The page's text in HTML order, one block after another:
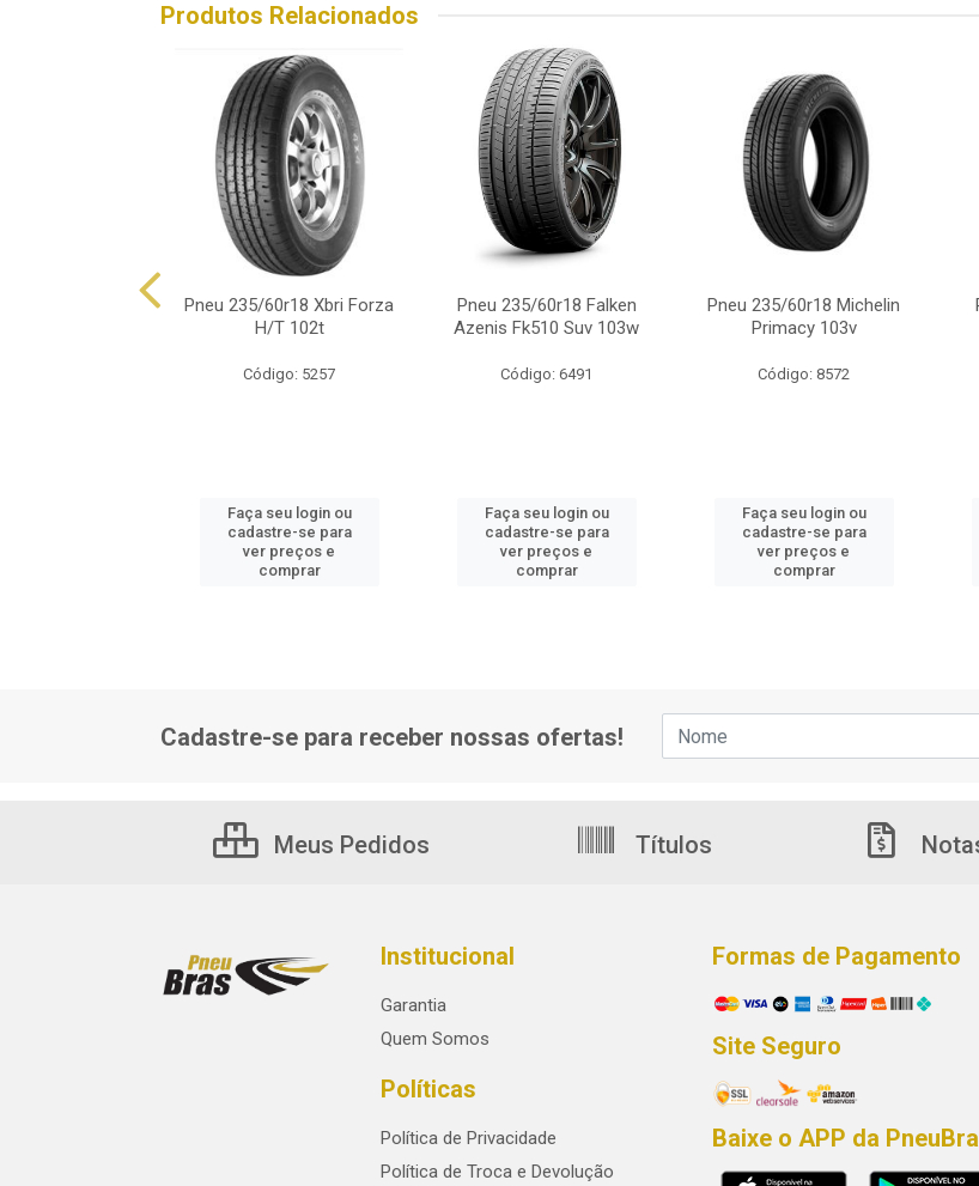
Produtos Relacionados
Pneu 235/60r18 Xbri Forza
H/T 102t
Código: 5257
Faça seu login ou
cadastre-se para
ver preços e
comprar
Pneu 235/60r18 Falken
Azenis Fk510 Suv 103w
Código: 6491
Faça seu login ou
cadastre-se para
ver preços e
comprar
Pneu 235/60r18 Michelin
Primacy 103v
Código: 8572
Faça seu login ou
cadastre-se para
ver preços e
comprar
Cadastre-se para receber nossas ofertas!
Meus Pedidos Títulos
Institucional
Garantia
Quem Somos
Políticas
Política de Privacidade
Política de Troca e Devolução
Formas de Pagamento
Site Seguro
Baixe o APP da